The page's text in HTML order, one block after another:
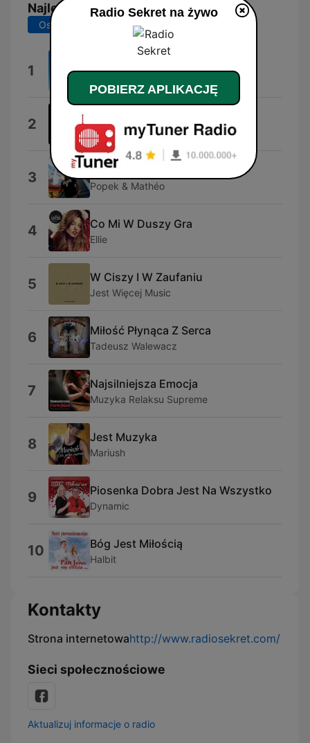
Najlepsze piosenki
Ostatnie 7 dni Ostatnie 30 dni
1
2 Arkadio & Miczu
3 Muzyka W Moim Sercu
Popek & Mathéo
4 Co Mi W Duszy Gra
Ellie
5 W Ciszy I W Zaufaniu
Jest Więcej Music
6 Miłość Płynąca Z Serca
Tadeusz Walewacz
7 Najsilniejsza Emocja
Muzyka Relaksu Supreme
8 Jest Muzyka
Mariush
9 Piosenka Dobra Jest Na Wszystko
Dynamic
10 Bóg Jest Miłością
Halbit
Kontakty
Strona internetowahttp://www.radiosekret.com/
Sieci społecznościowe
Aktualizuj informacje o radio
Radio Sekret na żywo
POBIERZ APLIKACJĘ